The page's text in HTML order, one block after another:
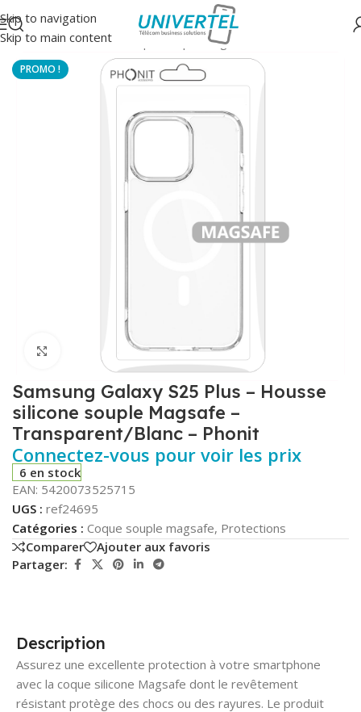
Skip to navigation
Skip to main content
Accueil/Protections Coque souple magsafe
Click to enlarge
Samsung Galaxy S25 Plus – Housse
silicone souple Magsafe –
Transparent/Blanc – Phonit
Connectez-vous pour voir les prix
6 en stock
EAN: 5420073525715
UGS : ref24695
Catégories : Coque souple magsafe, Protections
Comparer
Ajouter aux favoris
Partager:
Description
Assurez une excellente protection à votre smartphone
avec la coque silicone Magsafe dont le revêtement
résistant protège des chocs ou des rayures. Le produit